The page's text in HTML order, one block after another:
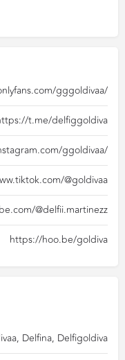
gggoldivaa/
t.me/delfiggoldiva
ggoldivaa/
@goldivaa
@delfii.martinezz
https://hoo.be/goldiva
Delfina, Delfigoldiva